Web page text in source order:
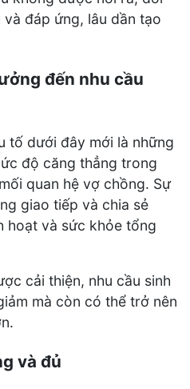
đáp ứng, lâu dần tạo
đến nhu cầu
tố dưới đây mới là những
độ căng thẳng trong
quan hệ vợ chồng. Sự
giao tiếp và chia sẻ
hoạt và sức khỏe tổng
cải thiện, nhu cầu sinh
mà còn có thể trở nên
và đủ